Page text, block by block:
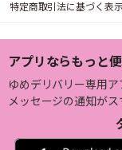
特定商取引法に基づく表
アプリならもっと
ゆめデリバリー専用ア
メッセージの通知がス